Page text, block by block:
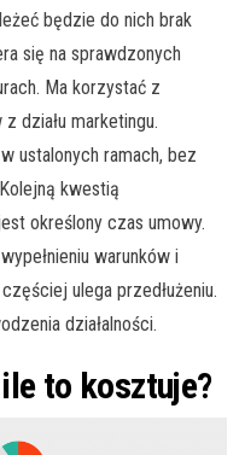
będzie do nich brak
się na sprawdzonych
Ma korzystać z
działu marketingu.
ustalonych ramach, bez
kwestią
określony czas umowy.
warunków i
ulega przedłużeniu.
działalności.
to kosztuje?